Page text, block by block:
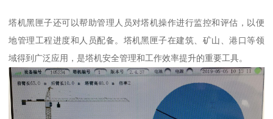
塔机黑匣子还可以帮助管理人员对塔机操作进行监控和评估，以便
地管理工程进度和人员配备。塔机黑匣子在建筑、矿山、港口等领
域得到广泛应用，是塔机安全管理和工作效率提升的重要工具。